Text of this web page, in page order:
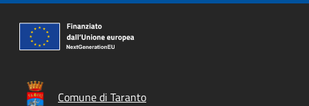
Comune di Taranto